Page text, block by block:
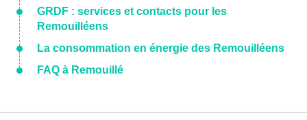
GRDF : services et contacts pour les
Remouilléens
La consommation en énergie des Remouilléens
FAQ à Remouillé